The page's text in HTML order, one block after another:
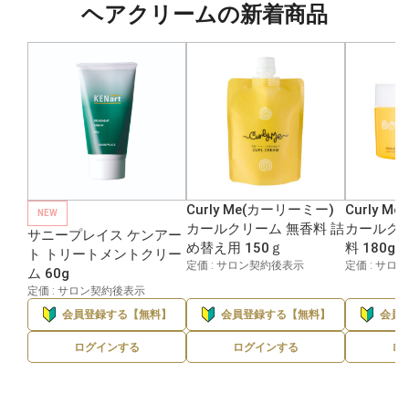
ヘアクリームの新着商品
NEW
サニープレイス ケンアー
ト トリートメントクリー
ム 60g
定価 : サロン契約後表示
会員登録する【無料】
ログインする
Curly Me(カーリーミー)
カールクリーム 無香料 詰
め替え用 150ｇ
定価 : サロン契約後表示
会員登録する【無料】
ログインする
Curly
カールク
料 180g
定価 : サロ
会員
ロ